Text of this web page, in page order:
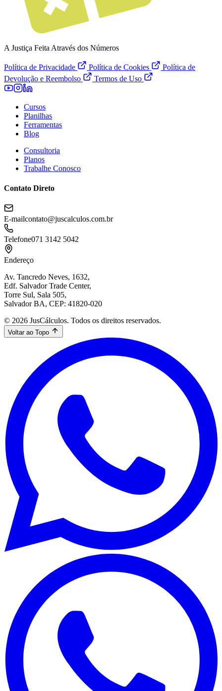
A Justiça Feita Através dos Números
Política de Privacidade Política de Cookies
Política de
Devolução e Reembolso
Termos de Uso
Cursos
Planilhas
Ferramentas
Blog
Consultoria
Planos
Trabalhe Conosco
Contato Direto
E-mailcontato@juscalculos.com.br
Telefone071 3142 5042
Endereço
Av. Tancredo Neves, 1632,
Edf. Salvador Trade Center,
Torre Sul, Sala 505,
Salvador BA, CEP: 41820-020
© 2026 JusCálculos. Todos os direitos reservados.
Voltar ao Topo